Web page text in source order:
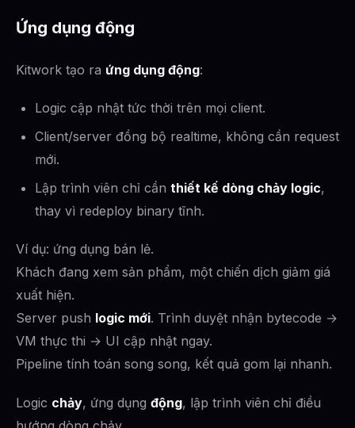
Ứng dụng động
Kitwork tạo ra ứng dụng động:
Logic cập nhật tức thời trên mọi client.
Client/server đồng bộ realtime, không cần request
mới.
Lập trình viên chỉ cần thiết kế dòng chảy logic,
thay vì redeploy binary tĩnh.
Ví dụ: ứng dụng bán lẻ.
Khách đang xem sản phẩm, một chiến dịch giảm giá
xuất hiện.
Server push logic mới. Trình duyệt nhận bytecode →
VM thực thi → UI cập nhật ngay.
Pipeline tính toán song song, kết quả gom lại nhanh.
Logic chảy, ứng dụng động, lập trình viên chỉ điều